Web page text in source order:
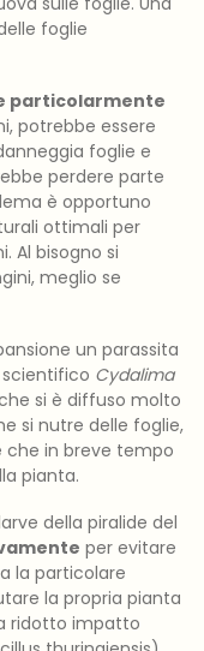
foglie
particolarmente
potrebbe essere
foglie e
perdere parte
è opportuno
ottimali per
Al bisogno si
meglio se
un parassita
Cydalima
si è diffuso molto
si nutre delle foglie,
che in breve tempo
pianta.
della piralide del
per evitare
la particolare
la propria pianta
ridotto impatto